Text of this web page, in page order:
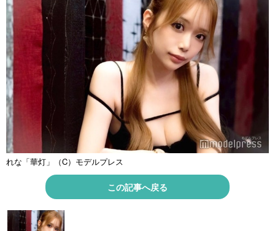
リリース ショップ
登録・ログイン/マイルーム
れな「華灯」（C）モデルプレス
この記事へ戻る